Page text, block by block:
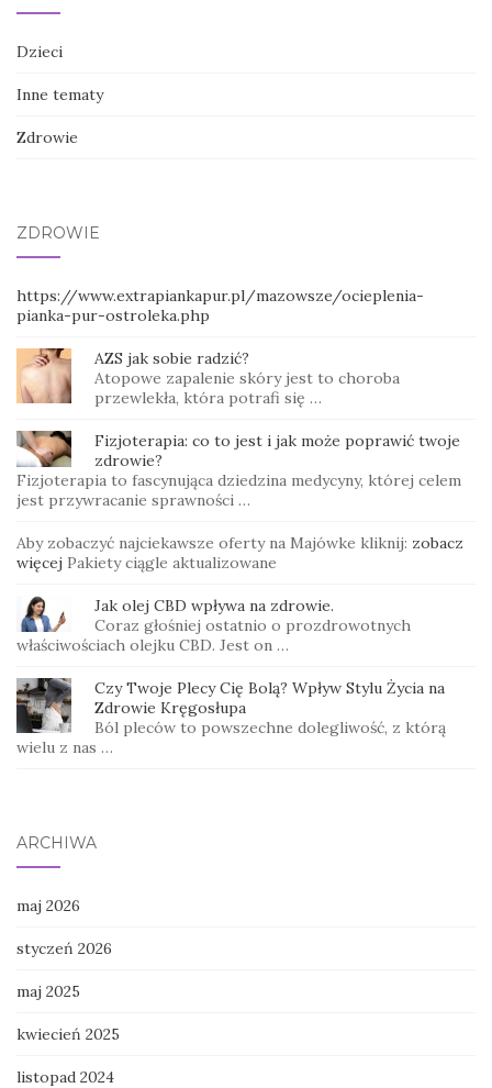
Dzieci
Inne tematy
Zdrowie
ZDROWIE
https://www.extrapiankapur.pl/mazowsze/ocieplenia-
pianka-pur-ostroleka.php
AZS jak sobie radzić?
Atopowe zapalenie skóry jest to choroba
przewlekła, która potrafi się …
Fizjoterapia: co to jest i jak może poprawić twoje
zdrowie?
Fizjoterapia to fascynująca dziedzina medycyny, której celem
jest przywracanie sprawności …
Aby zobaczyć najciekawsze oferty na Majówke kliknij: zobacz
więcej Pakiety ciągle aktualizowane
Jak olej CBD wpływa na zdrowie.
Coraz głośniej ostatnio o prozdrowotnych
właściwościach olejku CBD. Jest on …
Czy Twoje Plecy Cię Bolą? Wpływ Stylu Życia na
Zdrowie Kręgosłupa
Ból pleców to powszechne dolegliwość, z którą
wielu z nas …
ARCHIWA
maj 2026
styczeń 2026
maj 2025
kwiecień 2025
listopad 2024